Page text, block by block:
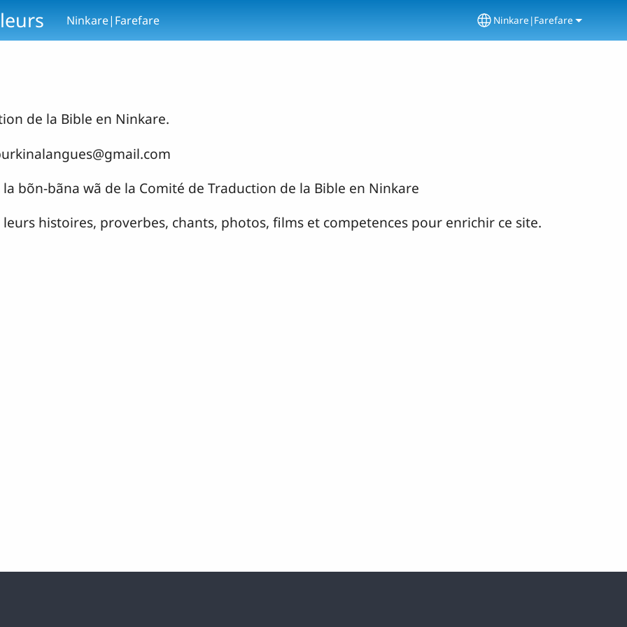
Ninkare|Farefare Select your language
Ninkare|Farefare
de la Bible en Ninkare.
bõn-bãna wã de la Comité de Traduction de la Bible en Ninkare
histoires, proverbes, chants, photos, films et competences pour enrichir ce site.